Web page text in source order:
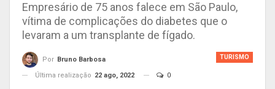
Empresário de 75 anos falece em São Paulo,
vítima de complicações do diabetes que o
levaram a um transplante de fígado.
TURISMO
Por Bruno Barbosa
Última realização 22 ago, 2022 0